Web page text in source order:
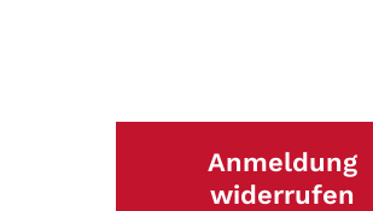
Anmeldung
widerrufen